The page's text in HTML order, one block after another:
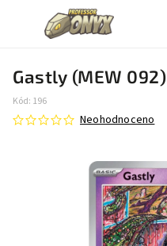
Gastly (MEW 092)
Kód: 196
Neohodnoceno